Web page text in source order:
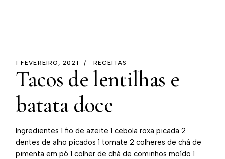
1 FEVEREIRO, 2021 RECEITAS
Tacos de lentilhas e
batata doce
Ingredientes 1 fio de azeite 1 cebola roxa picada 2
dentes de alho picados 1 tomate 2 colheres de chá de
pimenta em pó 1 colher de chá de cominhos moído 1